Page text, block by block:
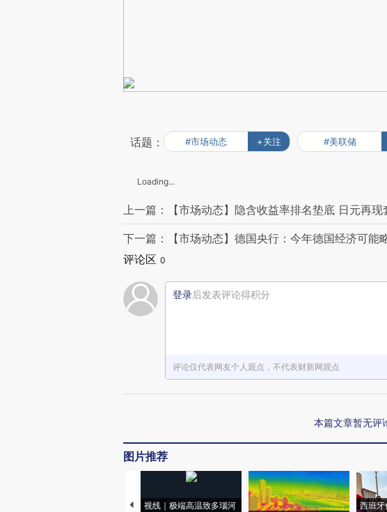
话题： #市场动态 +关注 #美联储
Loading...
上一篇：【市场动态】隐含收益率排名垫底 日元再现
下一篇：【市场动态】德国央行：今年德国经济可能
评论区 0
登录后发表评论得积分
评论仅代表网友个人观点，不代表财新网观点
本篇文章暂无评
图片推荐
视线｜极端高温致多瑙河
西班牙